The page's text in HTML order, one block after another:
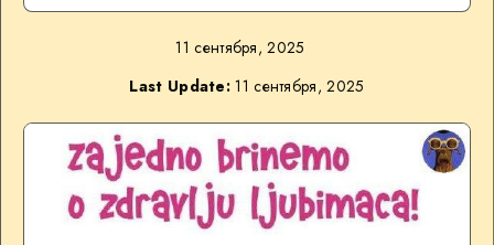
11 сентября, 2025
Last Update: 11 сентября, 2025